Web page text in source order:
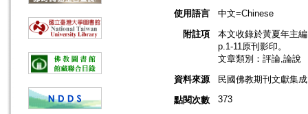
使用語言
中文=Chinese
附註項
本文收錄於黃夏年主
p.1-11原刊影印。
文章類別：評論,論說
資料來源
民國佛教期刊文獻集
點閱次數
373